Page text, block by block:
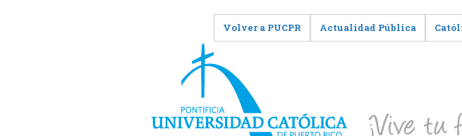
Volver a PUCPR Actualidad Pública